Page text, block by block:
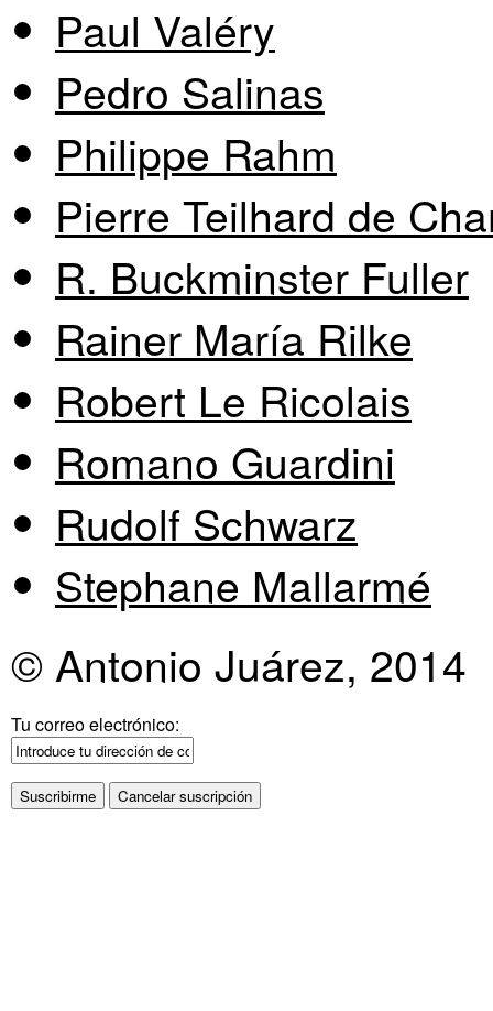
Paul Valéry
Pedro Salinas
Philippe Rahm
Pierre Teilhard de
R. Buckminster Fuller
Rainer María Rilke
Robert Le Ricolais
Romano Guardini
Rudolf Schwarz
Stephane Mallarmé
© Antonio Juárez,
Tu correo electrónico: